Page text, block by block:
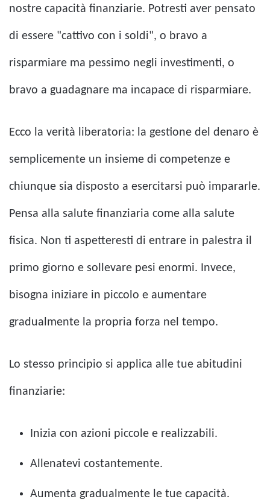
nostre capacità finanziarie. Potresti aver pensato
di essere "cattivo con i soldi", o bravo a
risparmiare ma pessimo negli investimenti, o
bravo a guadagnare ma incapace di risparmiare.
Ecco la verità liberatoria: la gestione del denaro è
semplicemente un insieme di competenze e
chiunque sia disposto a esercitarsi può impararle.
Pensa alla salute finanziaria come alla salute
fisica. Non ti aspetteresti di entrare in palestra il
primo giorno e sollevare pesi enormi. Invece,
bisogna iniziare in piccolo e aumentare
gradualmente la propria forza nel tempo.
Lo stesso principio si applica alle tue abitudini
finanziarie:
Inizia con azioni piccole e realizzabili.
Allenatevi costantemente.
Aumenta gradualmente le tue capacità.